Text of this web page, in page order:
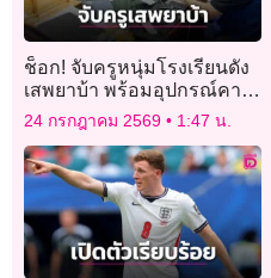
ช็อก! จับครูหนุ่มโรงเรียนดัง
เสพยาบ้า พร้อมอุปกรณ์คา
กระเป๋ากางเกง
24 กรกฎาคม 2569 1:47 น.